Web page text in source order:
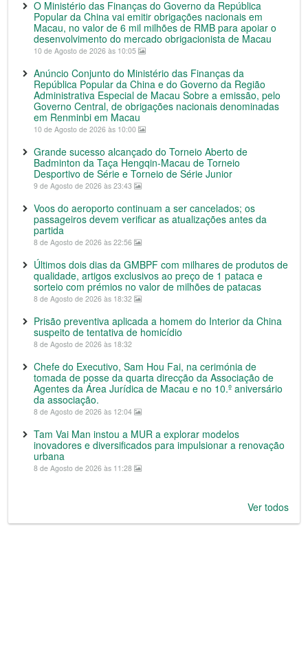
O Ministério das Finanças do Governo da República
Popular da China vai emitir obrigações nacionais em
Macau, no valor de 6 mil milhões de RMB para apoiar o
desenvolvimento do mercado obrigacionista de Macau
10 de Agosto de 2026 às 10:05
Anúncio Conjunto do Ministério das Finanças da
República Popular da China e do Governo da Região
Administrativa Especial de Macau Sobre a emissão, pelo
Governo Central, de obrigações nacionais denominadas
em Renminbi em Macau
10 de Agosto de 2026 às 10:00
Grande sucesso alcançado do Torneio Aberto de
Badminton da Taça Hengqin-Macau de Torneio
Desportivo de Série e Torneio de Série Junior
9 de Agosto de 2026 às 23:43
Voos do aeroporto continuam a ser cancelados; os
passageiros devem verificar as atualizações antes da
partida
8 de Agosto de 2026 às 22:56
Últimos dois dias da GMBPF com milhares de produtos de
qualidade, artigos exclusivos ao preço de 1 pataca e
sorteio com prémios no valor de milhões de patacas
8 de Agosto de 2026 às 18:32
Prisão preventiva aplicada a homem do Interior da China
suspeito de tentativa de homicídio
8 de Agosto de 2026 às 18:32
Chefe do Executivo, Sam Hou Fai, na cerimónia de
tomada de posse da quarta direcção da Associação de
Agentes da Área Jurídica de Macau e no 10.º aniversário
da associação.
8 de Agosto de 2026 às 12:04
Tam Vai Man instou a MUR a explorar modelos
inovadores e diversificados para impulsionar a renovação
urbana
8 de Agosto de 2026 às 11:28
Ver todos